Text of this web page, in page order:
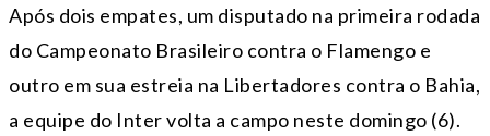
Após dois empates, um disputado na primeira rodada
do Campeonato Brasileiro contra o Flamengo e
outro em sua estreia na Libertadores contra o Bahia,
a equipe do Inter volta a campo neste domingo (6).